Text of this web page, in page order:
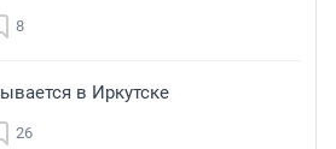
8
в Иркутске
26